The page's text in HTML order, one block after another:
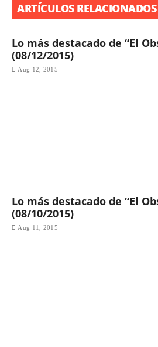
ARTÍCULOS RELACIONADOS
Lo más destacado de “El
(08/12/2015)
Aug 12, 2015
Lo más destacado de “El
(08/10/2015)
Aug 11, 2015